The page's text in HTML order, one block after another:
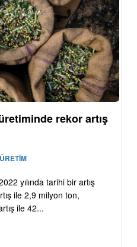
rekor artış
yılında tarihi bir artış
ile 2,9 milyon ton,
ile 42...